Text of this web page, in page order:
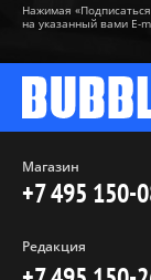
Нажимая
на указанный вами E-
Магазин
+7 495 150-
Редакция